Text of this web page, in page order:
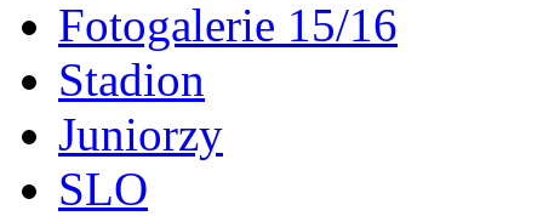
Fotogalerie 15/16
Stadion
Juniorzy
SLO